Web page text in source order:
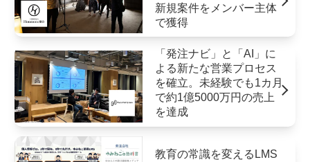
新規案件をメンバー主体
で獲得
「発注ナビ」と「AI」に
よる新たな営業プロセス
を確立。未経験でも1カ月
で約1億5000万円の売上
を達成
教育の常識を変えるLMS